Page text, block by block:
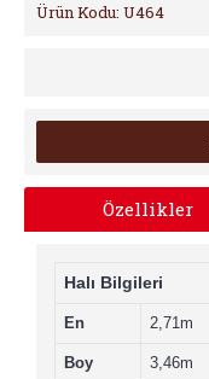
Ürün Kodu: U464
Özellikler
Halı Bilgileri
En 2,71m
Boy 3,46m